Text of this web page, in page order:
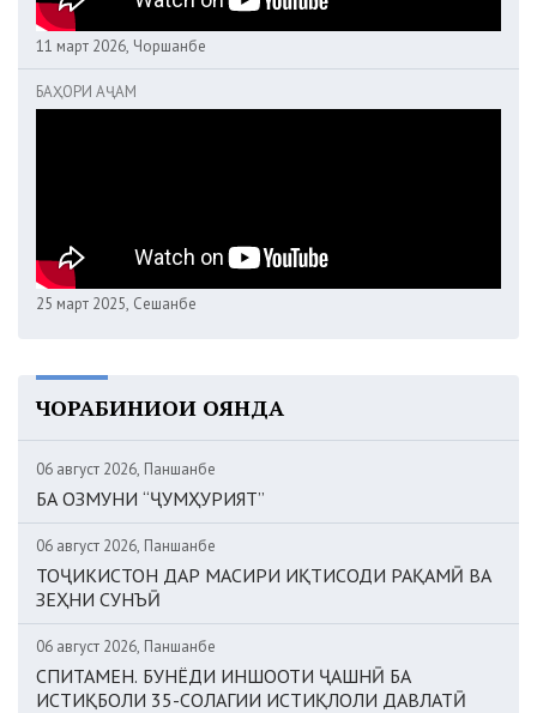
11 март 2026, Чоршанбе
БАҲОРИ АҶАМ
25 март 2025, Сешанбе
ЧОРАБИНИҲОИ ОЯНДА
06 август 2026, Панҷшанбе
БА ОЗМУНИ “ҶУМҲУРИЯТ”
06 август 2026, Панҷшанбе
ТОҶИКИСТОН ДАР МАСИРИ ИҚТИСОДИ РАҚАМӢ ВА
ЗЕҲНИ СУНЪӢ
06 август 2026, Панҷшанбе
СПИТАМЕН. БУНЁДИ ИНШООТИ ҶАШНӢ БА
ИСТИҚБОЛИ 35-СОЛАГИИ ИСТИҚЛОЛИ ДАВЛАТӢ